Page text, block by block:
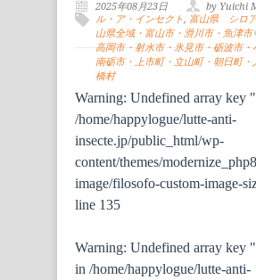
2025年08月23日
by Yuichi
ル・ア・インセクト, 富山県 シロ
山県全域・富山市・滑川市・魚津市
高岡市・射水市・氷見市・砺波市・
南砺市・上市町・立山町・朝日町・
橋村
Warning: Undefined array key
/home/happylogue/lutte-anti-
insecte.jp/public_html/wp-
content/themes/
image/filosofo-custom-image-
line 135
Warning: Undefined array key
in /home/happylogue/lutte-anti-